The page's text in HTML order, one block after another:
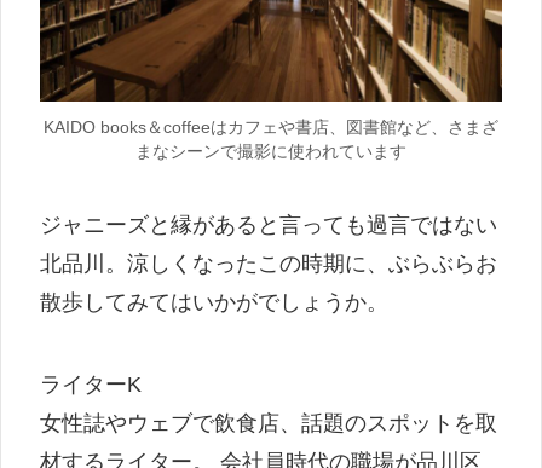
KAIDO books＆coffeeはカフェや書店、図書館など、さまざ
まなシーンで撮影に使われています
ジャニーズと縁があると言っても過言ではない
北品川。涼しくなったこの時期に、ぶらぶらお
散歩してみてはいかがでしょうか。
ライターK
女性誌やウェブで飲食店、話題のスポットを取
材するライター。 会社員時代の職場が品川区